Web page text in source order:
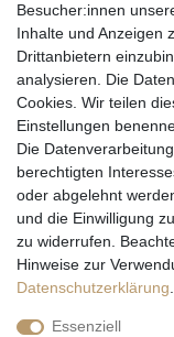
Besucher:innen
Inhalte und Anzeigen
Drittanbietern
analysieren. Die
Cookies. Wir teilen
Einstellungen
Die
berechtigten
oder abgelehnt
und die Einwilligung
zu widerrufen.
Hinweise zur
Daten­schutz­erklärung
Essenziell